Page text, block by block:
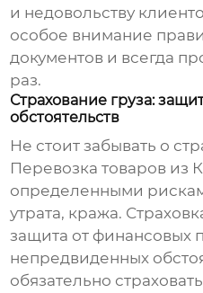
и недовольству
особое внимание
документов и всегда
раз.
Страхование груза:
обстоятельств
Не стоит забывать о
Перевозка товаров из
определенными
утрата, кража.
защита от финансовых
непредвиденных
обязательно